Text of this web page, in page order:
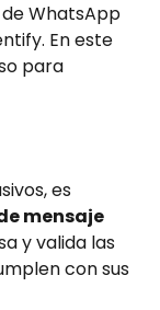
WhatsApp
En este
para
es
mensaje
y valida las
con sus